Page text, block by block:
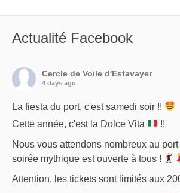
Actualité Facebook
Cercle de Voile d'Estavayer
4 days ago
La fiesta du port, c'est samedi soir !!
Cette année, c'est la Dolce Vita
!!
Nous vous attendons nombreux au
soirée mythique est ouverte à tous !
Attention, les tickets sont limités aux